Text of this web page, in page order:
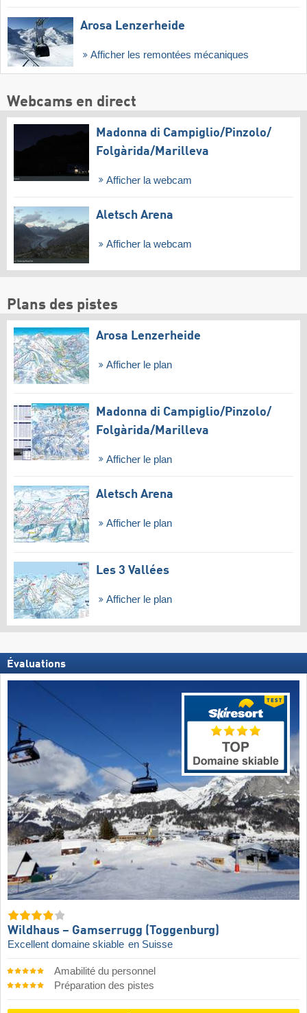
Arosa Lenzerheide
Afficher les remontées mécaniques
Webcams en direct
Madonna di Campiglio/​Pinzolo/​
Folgàrida/​Marilleva
Afficher la webcam
Aletsch Arena
Afficher la webcam
Plans des pistes
Arosa Lenzerheide
Afficher le plan
Madonna di Campiglio/​Pinzolo/​
Folgàrida/​Marilleva
Afficher le plan
Aletsch Arena
Afficher le plan
Les 3 Vallées
Afficher le plan
Évaluations
Wildhaus – Gamserrugg (Toggenburg)
Excellent domaine skiable en Suisse
Amabilité du personnel
Préparation des pistes